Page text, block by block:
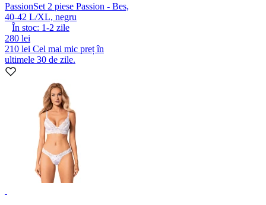
PassionSet 2 piese Passion - Bes,
40-42 L/XL, negru
În stoc: 1-2 zile
280 lei
210 lei Cel mai mic preț în
ultimele 30 de zile.